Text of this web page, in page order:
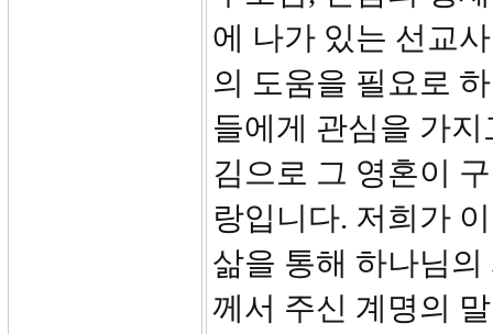
에 나가 있는 선교
의 도움을 필요로
들에게 관심을 가
김으로 그 영혼이
랑입니다. 저희가
삶을 통해 하나님
께서 주신 계명의